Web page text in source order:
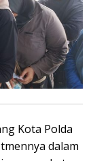
Kota Polda
dalam